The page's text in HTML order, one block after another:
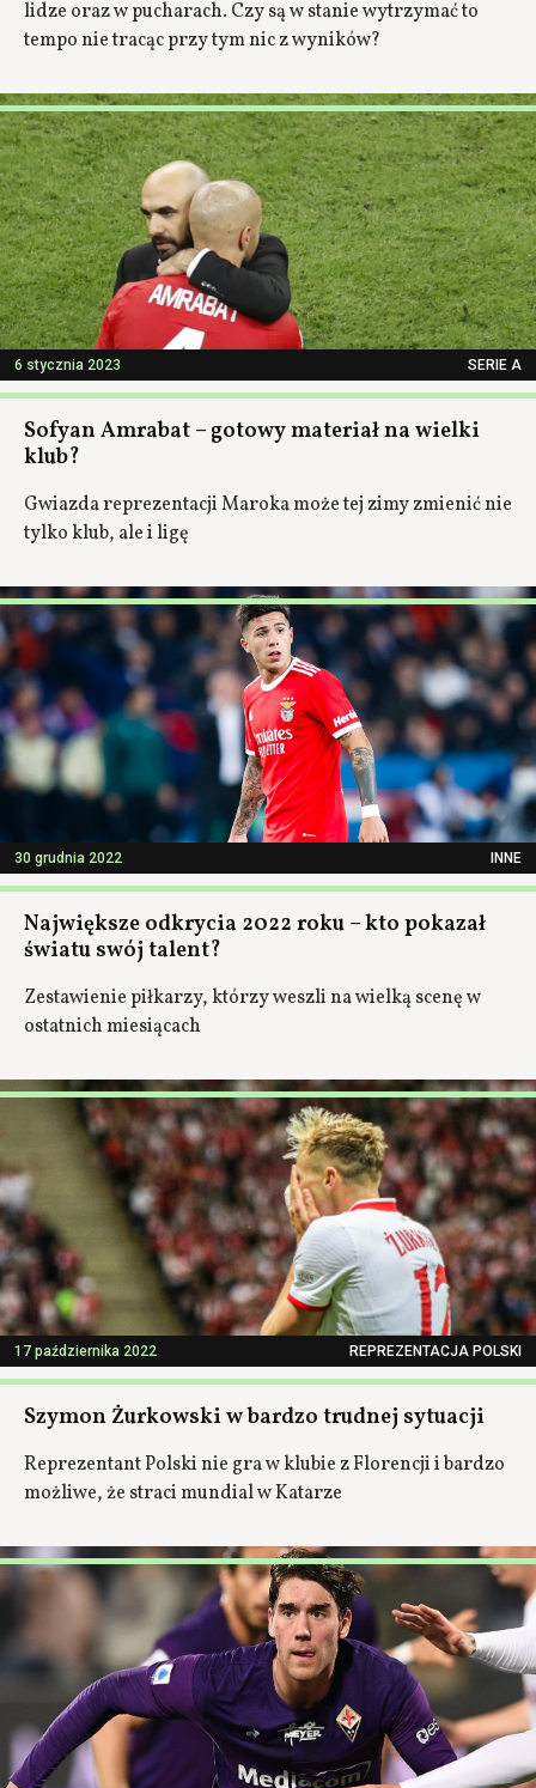
lidze oraz w pucharach. Czy są w stanie wytrzymać to
tempo nie tracąc przy tym nic z wyników?
6 stycznia 2023 SERIE A
Sofyan Amrabat – gotowy materiał na wielki
klub?
Gwiazda reprezentacji Maroka może tej zimy zmienić nie
tylko klub, ale i ligę
30 grudnia 2022 INNE
Największe odkrycia 2022 roku – kto pokazał
światu swój talent?
Zestawienie piłkarzy, którzy weszli na wielką scenę w
ostatnich miesiącach
17 października 2022 REPREZENTACJA POLSKI
Szymon Żurkowski w bardzo trudnej sytuacji
Reprezentant Polski nie gra w klubie z Florencji i bardzo
możliwe, że straci mundial w Katarze